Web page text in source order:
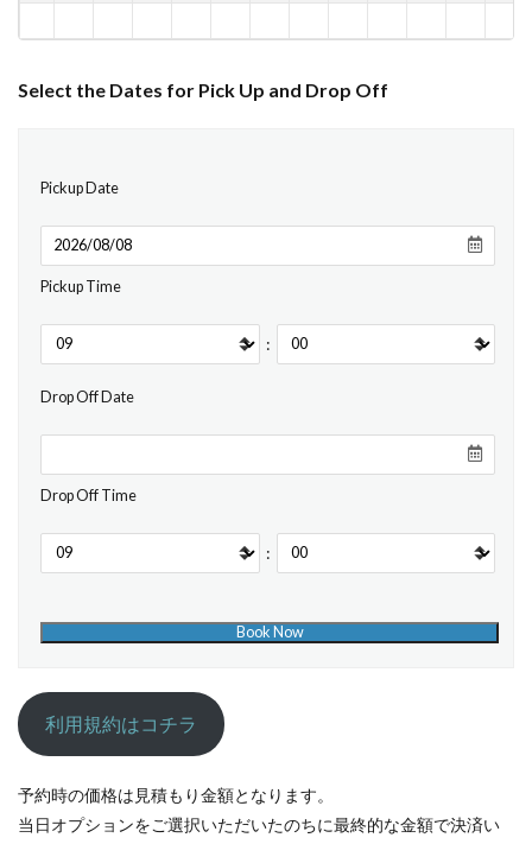
Select the Dates for Pick Up and Drop Off
Pickup Date
Pickup Time
:
Drop Off Date
Drop Off Time
:
利用規約はコチラ
予約時の価格は見積もり金額となります。
当日オプションをご選択いただいたのちに最終的な金額で決済い